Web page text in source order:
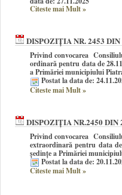
Citeste mai Mult»
DISPOZIȚIA NR. 2453 DIN
Privind convocarea
ordinară pentru data de
a Primăriei municipiului
Postat la data de:
Citeste mai Mult»
DISPOZIȚIA NR.2450 DIN
Privind convocarea
extraordinară pentru data
ședințe a Primăriei
Postat la data de:
Citeste mai Mult»